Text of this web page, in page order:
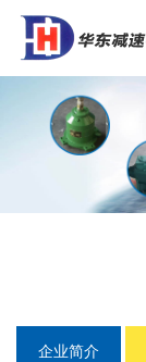
企业简介